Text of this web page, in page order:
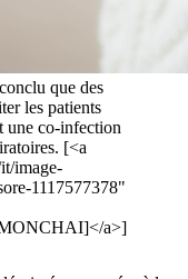
que des
les patients
une co-infection
[<a
image-
1117577378"
a>]